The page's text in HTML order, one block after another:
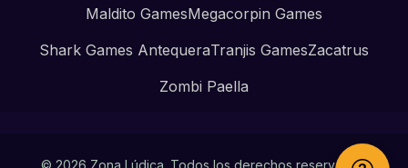
Maldito GamesMegacorpin Games
Shark Games AntequeraTranjis GamesZacatrus
Zombi Paella